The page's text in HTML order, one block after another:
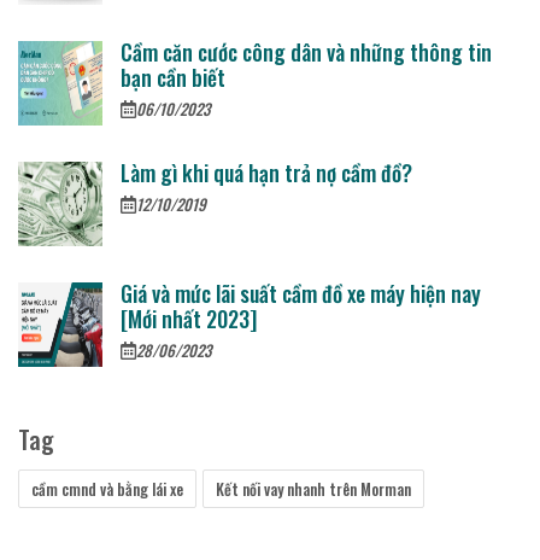
Cầm căn cước công dân và những thông tin
bạn cần biết
06/10/2023
Làm gì khi quá hạn trả nợ cầm đồ?
12/10/2019
Giá và mức lãi suất cầm đồ xe máy hiện nay
[Mới nhất 2023]
28/06/2023
Tag
cầm cmnd và bằng lái xe Kết nối vay nhanh trên Morman